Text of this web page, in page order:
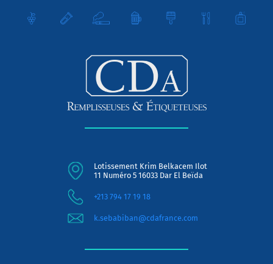
Lotissement Krim Belkacem Ilot
11 Numéro 5 16033 Dar El Beïda
+213 794 17 19 18
k.sebabiban@cdafrance.com